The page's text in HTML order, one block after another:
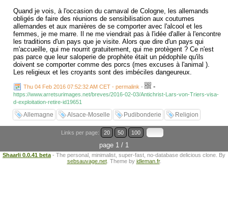
Quand je vois, à l'occasion du carnaval de Cologne, les allemands
obligés de faire des réunions de sensibilisation aux coutumes
allemandes et aux manières de se comporter avec l'alcool et les
femmes, je me marre. Il ne me viendrait pas à l'idée d'aller à l'encontre
les traditions d'un pays que je visite. Alors que dire d'un pays qui
m'accueille, qui me nourrit gratuitement, qui me protègent ? Ce n'est
pas parce que leur saloperie de prophète était un pédophile qu'ils
doivent se comporter comme des porcs (mes excuses à l'animal ).
Les religieux et les croyants sont des imbéciles dangeureux.
Thu 04 Feb 2016 07:52:32 AM CET - permalink - -
https://www.arretsurimages.net/breves/2016-02-03/Antichrist-Lars-von-Triers-visa-
d-exploitation-retire-id19651
Allemagne Alsace-Moselle Pudibonderie Religion
Links per page: 20 50 100
page 1 / 1
Shaarli 0.0.41 beta - The personal, minimalist, super-fast, no-database delicious clone. By
sebsauvage.net. Theme by idleman.fr.